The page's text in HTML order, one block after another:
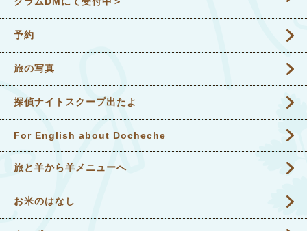
予約
旅の写真
探偵ナイトスクープ出たよ
For English about Docheche
旅と羊から羊メニューへ
お米のはなし